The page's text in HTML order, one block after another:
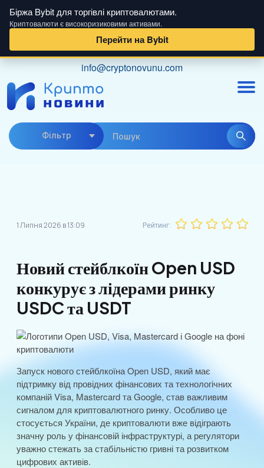
Біржа Bybit для торгівлі криптовалютами.
Криптовалюти є високоризиковими активами.
Перейти на Bybit
content
info@cryptonovunu.com
Фiльтр
1 Липня 2026 в 13:09 Рейтинг:
Новий стейблкоїн Open USD
конкурує з лідерами ринку
USDC та USDT
Запуск нового стейблкоїна Open USD, який має
підтримку від провідних фінансових та технологічних
компаній Visa, Mastercard та Google, став важливим
сигналом для криптовалютного ринку. Особливо це
стосується України, де криптовалюти вже відіграють
значну роль у фінансовій інфраструктурі, а регулятори
уважно стежать за стабільністю гривні та розвитком
цифрових активів.